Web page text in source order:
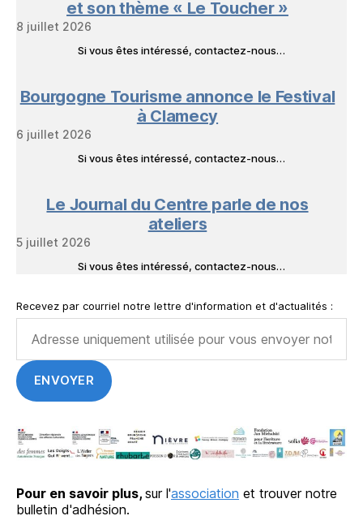
et son thème « Le Toucher »
8 juillet 2026
Si vous êtes intéressé, contactez-nous…
Bourgogne Tourisme annonce le Festival
à Clamecy
6 juillet 2026
Si vous êtes intéressé, contactez-nous…
Le Journal du Centre parle de nos
ateliers
5 juillet 2026
Si vous êtes intéressé, contactez-nous…
Recevez par courriel notre lettre d'information et d'actualités :
Pour en savoir plus, sur l'association et trouver notre
bulletin d'adhésion.